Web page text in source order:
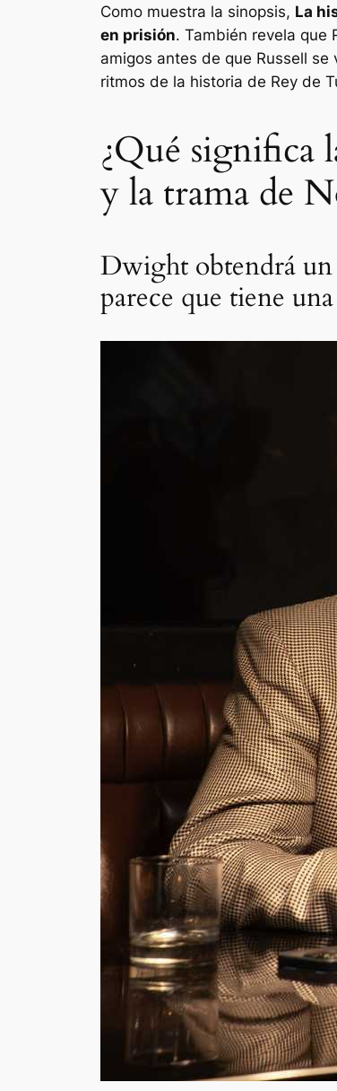
Como muestra la sinopsis, La
en prisión. También revela que
amigos antes de que Russell se
ritmos de la historia de Rey de
¿Qué significa
y la trama de
Dwight obtendrá
parece que tiene